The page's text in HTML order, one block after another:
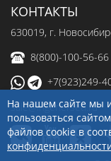
КОНТАКТЫ
630019, г.
8(800)-100-56-66
+7(923)249-
sale@ingenerseti.ru
На нашем сайте мы
пользоваться
файлов cookie в